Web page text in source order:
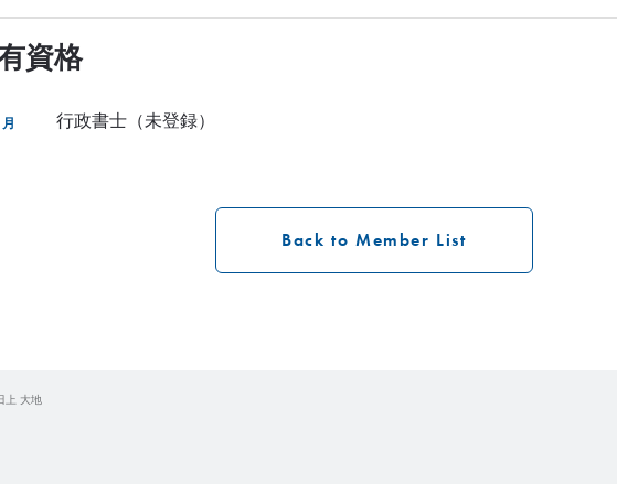
資格
月 行政書士（未登録）
Back to Member List
上 大地